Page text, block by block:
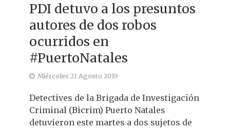
PDI detuvo a los presuntos
autores de dos robos
ocurridos en
#PuertoNatales
Miércoles 21 Agosto 2019
Detectives de la Brigada de Investigación
Criminal (Bicrim) Puerto Natales
detuvieron este martes a dos sujetos de